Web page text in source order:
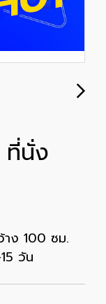
ที่นั่ง
าง 100 ซม.
วัน